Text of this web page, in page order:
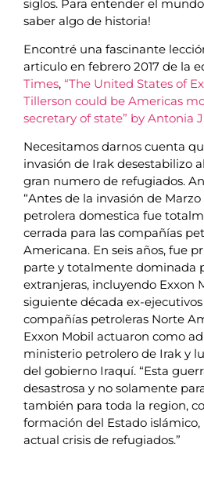
siglos. Para entender el
saber algo de historia!
Encontré una fascinante
articulo en febrero 2017 de la
Times, “The United States of
Tillerson could be Americas
secretary of state” by Antonia
Necesitamos darnos cuenta
invasión de Irak desestabilizo
gran numero de refugiados.
“Antes de la invasión de
petrolera domestica fue
cerrada para las compañías
Americana. En seis años, fue
parte y totalmente dominada
extranjeras, incluyendo Exxon
siguiente década ex-
compañías petroleras Norte
Exxon Mobil actuaron como
ministerio petrolero de Irak y
del gobierno Iraquí. “Esta
desastrosa y no solamente
también para toda la region,
formación del Estado islámico,
actual crisis de refugiados.”